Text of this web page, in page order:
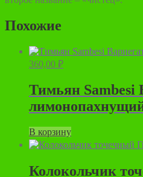
Похожие
360,00 ₽
Тимьян Sambesi
В корзину
Колокольчик